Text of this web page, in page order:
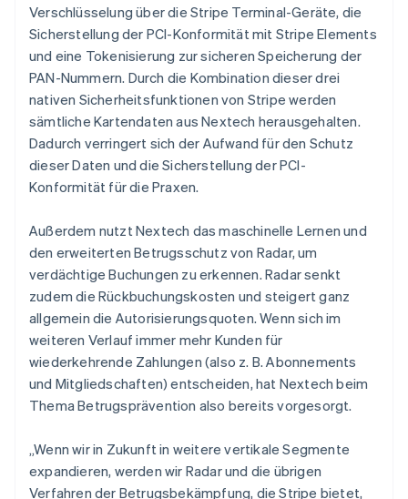
Verschlüsselung über die Stripe Terminal-Geräte, die
Sicherstellung der PCI-Konformität mit Stripe Elements
und eine Tokenisierung zur sicheren Speicherung der
PAN-Nummern. Durch die Kombination dieser drei
nativen Sicherheitsfunktionen von Stripe werden
sämtliche Kartendaten aus Nextech herausgehalten.
Dadurch verringert sich der Aufwand für den Schutz
dieser Daten und die Sicherstellung der PCI-
Konformität für die Praxen.
Außerdem nutzt Nextech das maschinelle Lernen und
den erweiterten Betrugsschutz von Radar, um
verdächtige Buchungen zu erkennen. Radar senkt
zudem die Rückbuchungskosten und steigert ganz
allgemein die Autorisierungsquoten. Wenn sich im
weiteren Verlauf immer mehr Kunden für
wiederkehrende Zahlungen (also z. B. Abonnements
und Mitgliedschaften) entscheiden, hat Nextech beim
Thema Betrugsprävention also bereits vorgesorgt.
„Wenn wir in Zukunft in weitere vertikale Segmente
expandieren, werden wir Radar und die übrigen
Verfahren der Betrugsbekämpfung, die Stripe bietet,